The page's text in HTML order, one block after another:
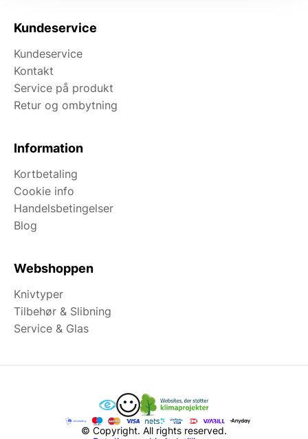
Kundeservice
Kundeservice
Kontakt
Service på produkt
Retur og ombytning
Information
Kortbetaling
Cookie info
Handelsbetingelser
Blog
Webshoppen
Knivtyper
Tilbehør & Slibning
Service & Glas
© Copyright. All rights reserved.